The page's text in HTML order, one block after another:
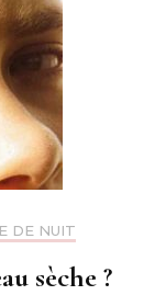
DE NUIT
sèche ?